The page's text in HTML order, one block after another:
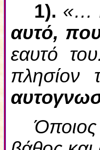
1). «…
αυτό,
εαυτό
πλησίον